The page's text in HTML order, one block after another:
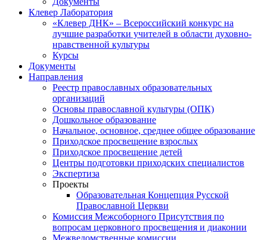
Клевер Лаборатория
«Клевер ДНК» – Всероссийский конкурс на
лучшие разработки учителей в области духовно-
нравственной культуры
Курсы
Документы
Направления
Реестр православных образовательных
организаций
Основы православной культуры (ОПК)
Дошкольное образование
Начальное, основное, среднее общее образование
Приходское просвещение взрослых
Приходское просвещение детей
Центры подготовки приходских специалистов
Экспертиза
Проекты
Образовательная Концепция Русской
Православной Церкви
Комиссия Межсоборного Присутствия по
вопросам церковного просвещения и диаконии
Межведомственные комиссии